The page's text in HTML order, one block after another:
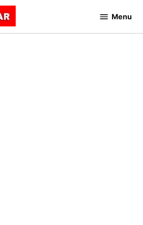
Bihar
Menu